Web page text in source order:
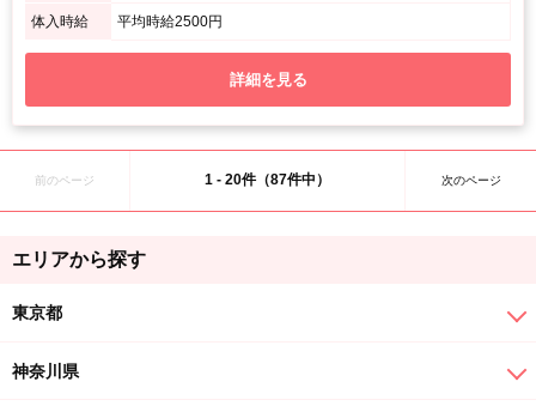
体入時給 平均時給2500円
詳細を見る
前のページ 1 - 20件（87件中） 次のページ
エリアから探す
東京都
神奈川県